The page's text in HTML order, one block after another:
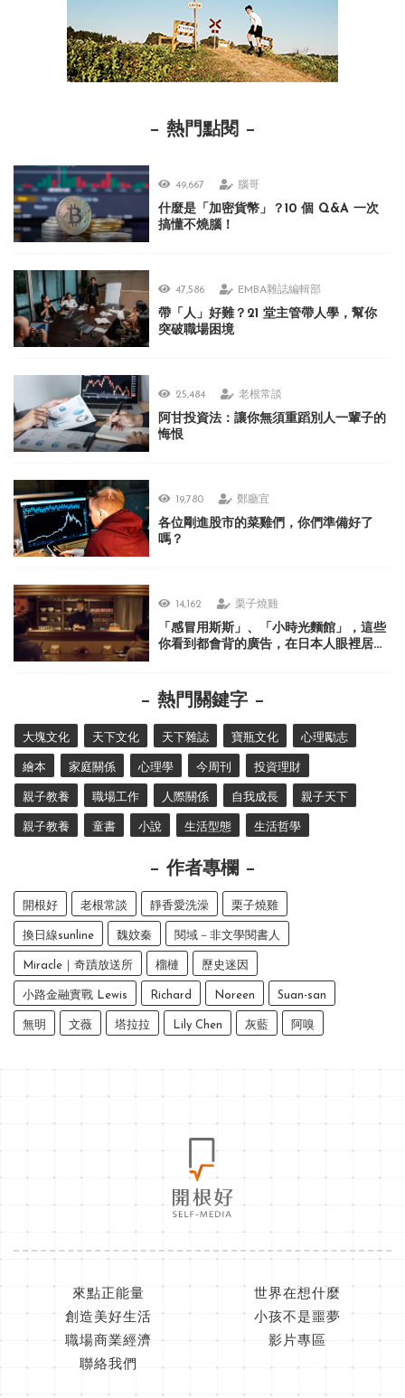
熱門點閱
49,667 腦哥
什麼是「加密貨幣」？10 個 Q&A 一次
搞懂不燒腦！
47,586 EMBA雜誌編輯部
帶「人」好難？21 堂主管帶人學，幫你
突破職場困境
25,484 老根常談
阿甘投資法：讓你無須重蹈別人一輩子的
悔恨
19,780 鄭廳宜
各位剛進股市的菜雞們，你們準備好了
嗎？
14,162 栗子燒雞
「感冒用斯斯」、「小時光麵館」，這些
你看到都會背的廣告，在日本人眼裡居然
熱門關鍵字
大塊文化 天下文化 天下雜誌 寶瓶文化 心理勵志
繪本 家庭關係 心理學 今周刊 投資理財
親子教養 職場工作 人際關係 自我成長 親子天下
親子教養 童書 小說 生活型態 生活哲學
作者專欄
開根好 老根常談 靜香愛洗澡 栗子燒雞
換日線sunline 魏妏秦 閱域－非文學閱書人
Miracle｜奇蹟放送所 榴槤 歷史迷因
小路金融實戰 Lewis Richard Noreen Suan-san
無明 文薇 塔拉拉 Lily Chen 灰藍 阿嗅
來點正能量
世界在想什麼
創造美好生活
小孩不是噩夢
職場商業經濟
影片專區
聯絡我們